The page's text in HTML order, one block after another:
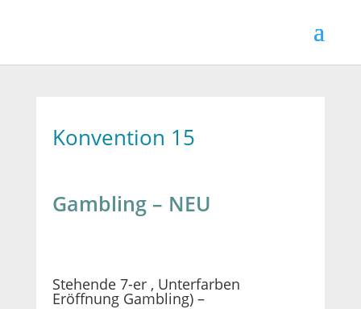
Konvention 15
Gambling – NEU
Stehende 7-er ‚ Unterfarben
Eröffnung Gambling) –